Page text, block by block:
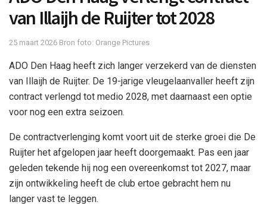
van Illaijh de Ruijter tot 2028
25 maart 2026 Bron foto: Orange Pictures
ADO Den Haag heeft zich langer verzekerd van de diensten
van Illaijh de Ruijter. De 19-jarige vleugelaanvaller heeft zijn
contract verlengd tot medio 2028, met daarnaast een optie
voor nog een extra seizoen.
De contractverlenging komt voort uit de sterke groei die De
Ruijter het afgelopen jaar heeft doorgemaakt. Pas een jaar
geleden tekende hij nog een overeenkomst tot 2027, maar
zijn ontwikkeling heeft de club ertoe gebracht hem nu
langer vast te leggen.